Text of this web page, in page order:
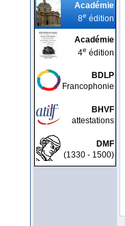
Académie
8e édition
Académie
4e édition
BDLP
Francophonie
BHVF
attestations
DMF
(1330 - 1500)